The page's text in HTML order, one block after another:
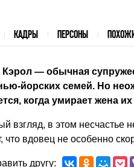
КАДРЫ ПЕРСОНЫ
— обычная
йорских семей. Но
когда умирает жена
взгляд, в этом несчастье
что вдовец не особенно
другу